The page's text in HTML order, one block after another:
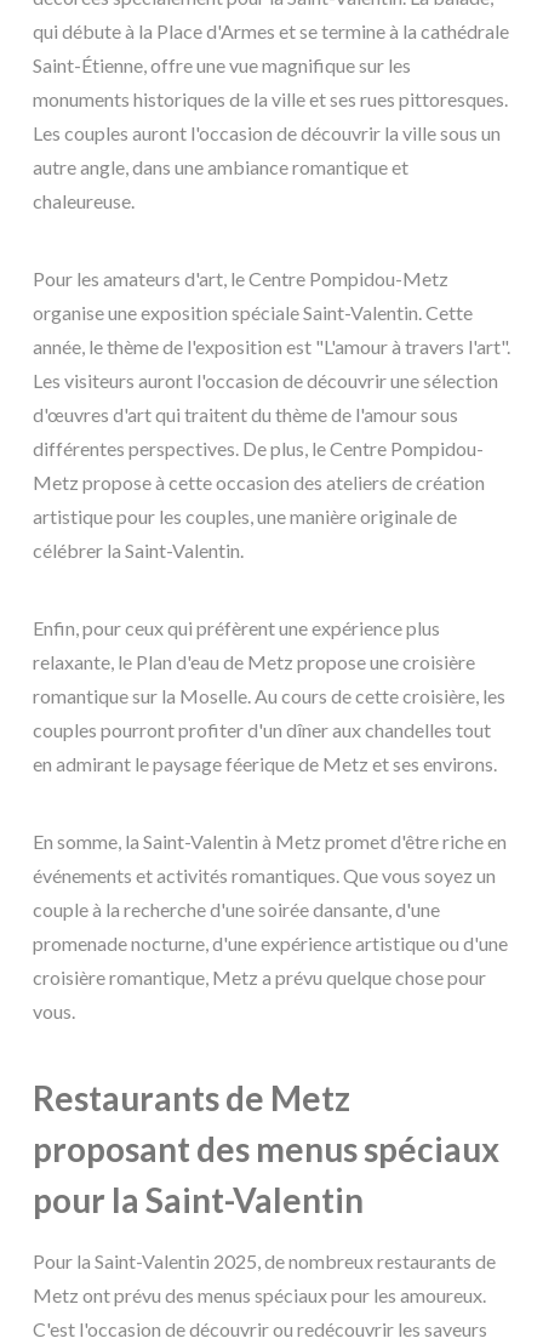
qui débute à la Place d'Armes et se termine à la cathédrale
Saint-Étienne, offre une vue magnifique sur les
monuments historiques de la ville et ses rues pittoresques.
Les couples auront l'occasion de découvrir la ville sous un
autre angle, dans une ambiance romantique et
chaleureuse.
Pour les amateurs d'art, le Centre Pompidou-Metz
organise une exposition spéciale Saint-Valentin. Cette
année, le thème de l'exposition est "L'amour à travers l'art".
Les visiteurs auront l'occasion de découvrir une sélection
d'œuvres d'art qui traitent du thème de l'amour sous
différentes perspectives. De plus, le Centre Pompidou-
Metz propose à cette occasion des ateliers de création
artistique pour les couples, une manière originale de
célébrer la Saint-Valentin.
Enfin, pour ceux qui préfèrent une expérience plus
relaxante, le Plan d'eau de Metz propose une croisière
romantique sur la Moselle. Au cours de cette croisière, les
couples pourront profiter d'un dîner aux chandelles tout
en admirant le paysage féerique de Metz et ses environs.
En somme, la Saint-Valentin à Metz promet d'être riche en
événements et activités romantiques. Que vous soyez un
couple à la recherche d'une soirée dansante, d'une
promenade nocturne, d'une expérience artistique ou d'une
croisière romantique, Metz a prévu quelque chose pour
vous.
Restaurants de Metz
proposant des menus spéciaux
pour la Saint-Valentin
Pour la Saint-Valentin 2025, de nombreux restaurants de
Metz ont prévu des menus spéciaux pour les amoureux.
C'est l'occasion de découvrir ou redécouvrir les saveurs